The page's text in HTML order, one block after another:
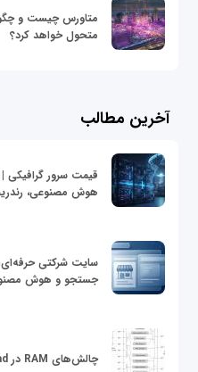
متاورس چیست و
متحول خواهد کرد؟
آخرین مطالب
هوش مصنوعی،
سایت شرکتی
جستجو و هوش
چالش‌های RAM در Workloadهای محاسباتی HPC